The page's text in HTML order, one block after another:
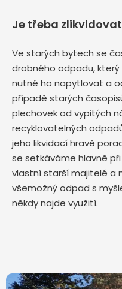
Je třeba
Ve starých bytech se
drobného odpadu,
nutné ho napytlovat a
případě starých
plechovek od vypitých
recyklovatelných
jeho likvidací hravě
se setkáváme hlavně
vlastní starší majitelé a
všemožný odpad s
někdy najde využití.